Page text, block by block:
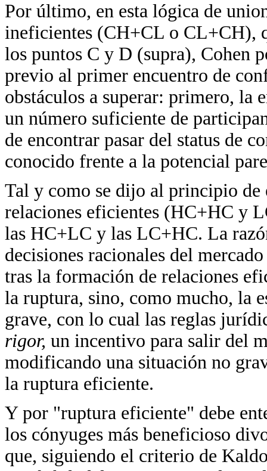
Por último, en esta lógica de
ineficientes (CH+CL o CL+CH),
los puntos C y D (supra), Cohen
previo al primer encuentro de
obstáculos a superar: primero, la
un número suficiente de
de encontrar pasar del status de
conocido frente a la potencial
Tal y como se dijo al principio de
relaciones eficientes (HC+HC y
las HC+LC y las LC+HC. La
decisiones racionales del
tras la formación de relaciones
la ruptura, sino, como mucho, la
grave, con lo cual las reglas
rigor, un incentivo para salir del
modificando una situación no
la ruptura eficiente.
Y por "ruptura eficiente" debe
los cónyuges más beneficioso
que, siguiendo el criterio de